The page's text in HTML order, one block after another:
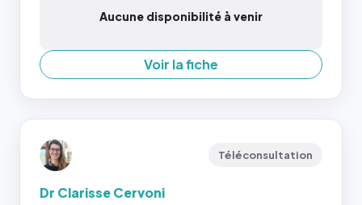
Aucune disponibilité à venir
Voir la fiche
Téléconsultation
Dr Clarisse Cervoni